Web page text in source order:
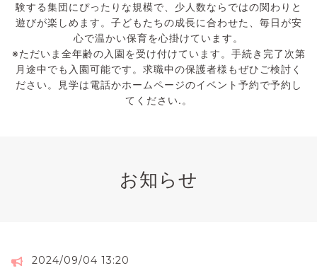
験する集団にぴったりな規模で、少人数ならではの関わりと
遊びが楽しめます。子どもたちの成長に合わせた、毎日が安
心で温かい保育を心掛けています。
※ただいま全年齢の入園を受け付けています。手続き完了次第
月途中でも入園可能です。求職中の保護者様もぜひご検討く
ださい。見学は電話かホームページのイベント予約で予約し
てください.。
お知らせ
2024/09/04 13:20